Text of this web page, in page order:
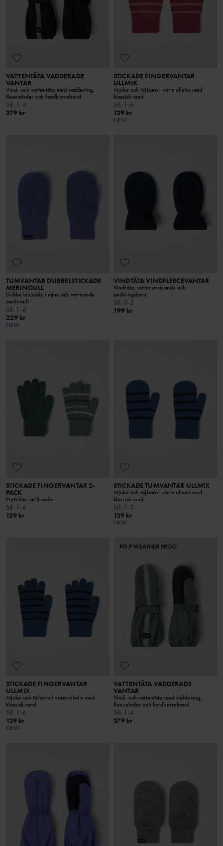
VATTENTÄTA VADDERADE
VANTAR
Vind- och vattentäta med vaddering,
fleecefoder och kardborreband
Stl: 1-4
379 kr
STICKADE FINGERVANTAR
ULLMIX
Mjuka och töjbara i varm ullmix med
klassisk rand
Stl: 1-6
129 kr
NEW
TUMVANTAR DUBBELSTICKADE
MERINOULL
Dubbelstickade i mjuk och värmande
merinoull
Stl: 1-6
229 kr
NEW
VINDTÄTA VINDFLEECEVANTAR
Vindtäta, vattenavvisande och
andningsbara
Stl: 0-2
199 kr
STICKADE FINGERVANTAR 2-
PACK
Perfekta i milt väder
Stl : 1-6
129 kr
STICKADE TUMVANTAR ULLMIX
Mjuka och töjbara i varm ullmix med
klassisk rand
Stl : 1-3
129 kr
NEW
STICKADE FINGERVANTAR
ULLMIX
Mjuka och töjbara i varm ullmix med
klassisk rand
Stl: 1-6
129 kr
NEW
PO.P WEATHER PRO®
VATTENTÄTA VADDERADE
VANTAR
Vind- och vattentäta med vaddering,
fleecefoder och kardborreband
Stl: 1-4
379 kr